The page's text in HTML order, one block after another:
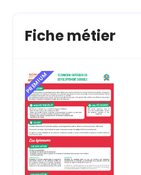
Fiche métier
PREMIUM